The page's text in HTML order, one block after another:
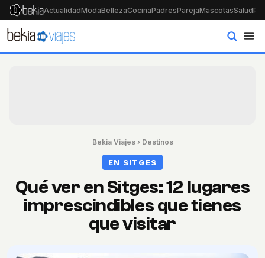
ActualidadModaBellezaCocinaPadresParejaMascotasSalud
Bekia Viajes› Destinos
EN SITGES
Qué ver en Sitges: 12 lugares
imprescindibles que tienes
que visitar